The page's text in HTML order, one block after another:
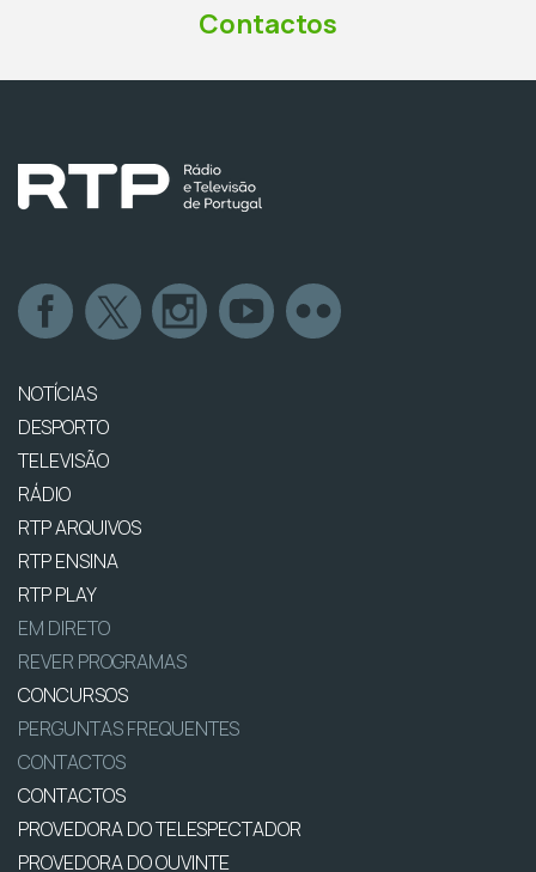
Contactos
NOTÍCIAS
DESPORTO
TELEVISÃO
RÁDIO
RTP ARQUIVOS
RTP ENSINA
RTP PLAY
EM DIRETO
REVER PROGRAMAS
CONCURSOS
PERGUNTAS FREQUENTES
CONTACTOS
CONTACTOS
PROVEDORA DO TELESPECTADOR
PROVEDORA DO OUVINTE